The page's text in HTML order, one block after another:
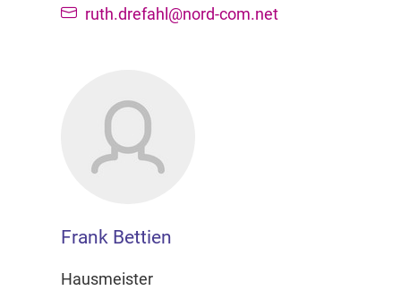
ruth.drefahl@nord-com.net
Frank Bettien
Hausmeister